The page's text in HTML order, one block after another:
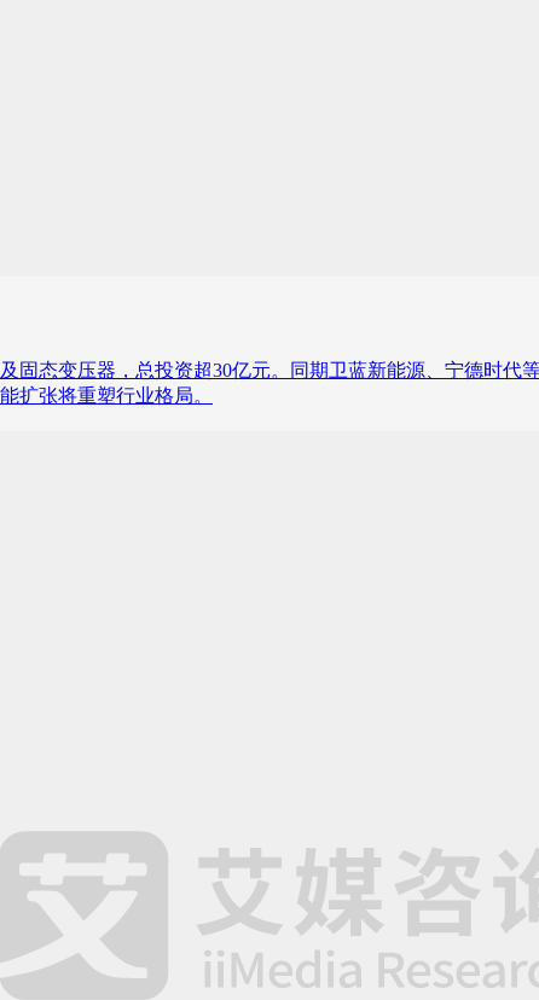
固态变压器，总投资超30亿元。同期卫蓝新能源、宁德时代
扩张将重塑行业格局。